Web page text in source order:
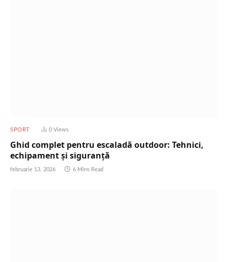
SPORT 0 Views
Ghid complet pentru escaladă outdoor: Tehnici,
echipament și siguranță
februarie 13, 2026 6 Mins Read